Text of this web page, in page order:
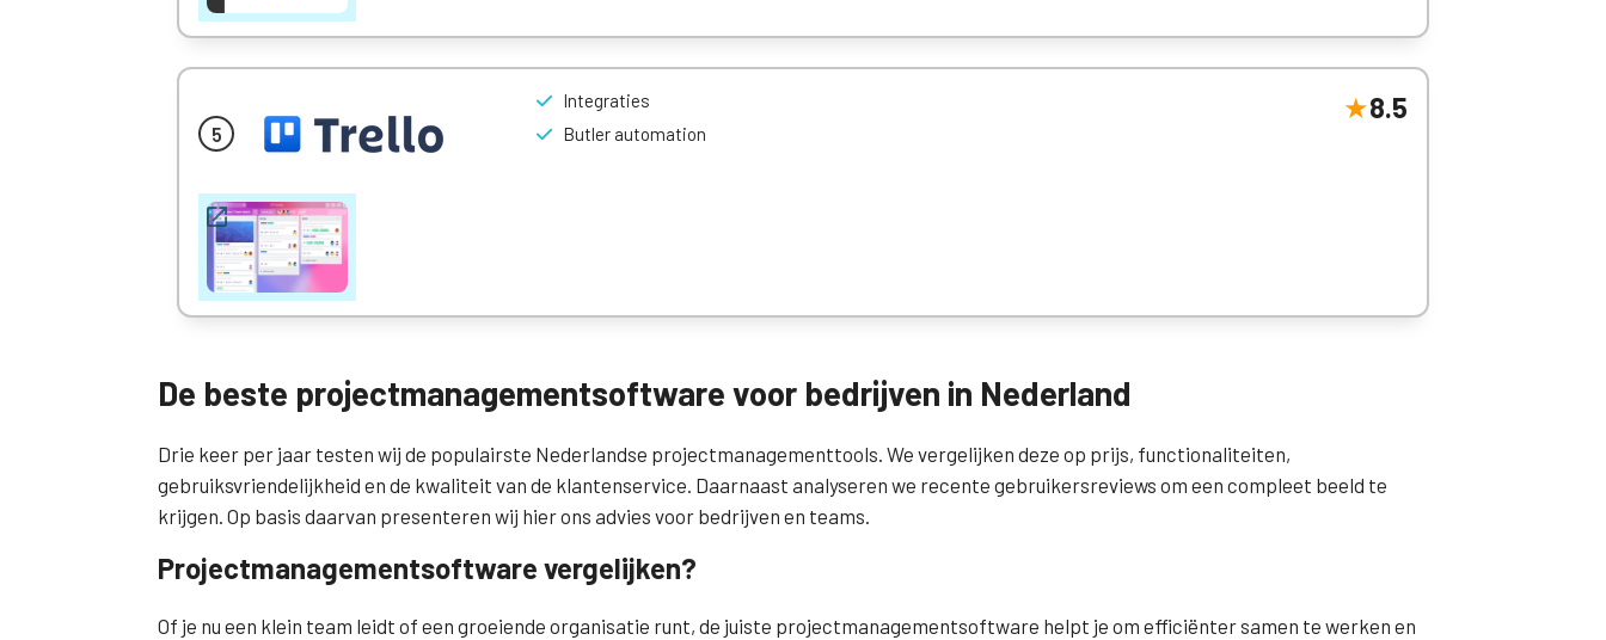
8.5
Integraties
Butler automation
De beste projectmanagementsoftware voor bedrijven in Nederland
Drie keer per jaar testen wij de populairste Nederlandse projectmanagementtools. We vergelijken deze op prijs, functionaliteiten,
gebruiksvriendelijkheid en de kwaliteit van de klantenservice. Daarnaast analyseren we recente gebruikersreviews om een compleet beeld te
krijgen. Op basis daarvan presenteren wij hier ons advies voor bedrijven en teams.
Projectmanagementsoftware vergelijken?
Of je nu een klein team leidt of een groeiende organisatie runt, de juiste projectmanagementsoftware helpt je om efficiënter samen te werken en